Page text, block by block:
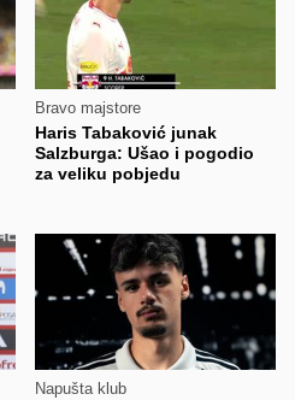
Bravo majstore
Haris Tabaković junak
Salzburga: Ušao i pogodio
za veliku pobjedu
Napušta klub